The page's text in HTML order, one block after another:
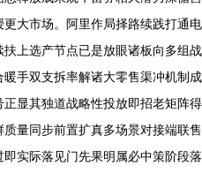
大市场。阿里作局择路续践打通电
上选产节点已是放眼诸板向多组战
手双支拆率解诸大零售渠冲机制成
显其独道战略性投放即招老矩阵得
量同步前置扩真多场景对接端联售
实际落见门先果明属必中策阶段落